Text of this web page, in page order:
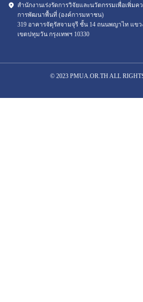
สำนักงานเร่งรัดการวิจัยและนวัตกรรมเพื่อเพิ่ม
การพัฒนาพื้นที่ (องค์การมหาชน)
319 อาคารจัตุรัสจามจุรี ชั้น 14 ถนนพญาไท แข
เขตปทุมวัน กรุงเทพฯ 10330
© 2023 PMUA.OR.TH ALL